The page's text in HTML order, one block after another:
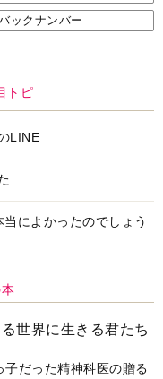
ックナンバー
トピ
LINE
によかったのでしょう
世界に生きる君たち
子だった精神科医の贈る